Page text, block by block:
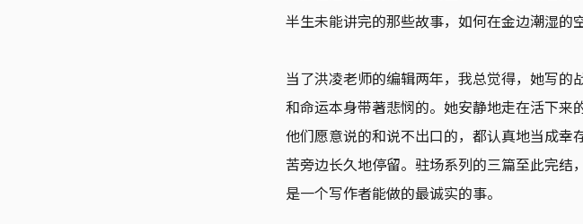
半生未能讲完的那些故事，如何在金边潮湿的
当了洪凌老师的编辑两年，我总觉得，她写
和命运本身带著悲悯的。她安静地走在活下
他们愿意说的和说不出口的，都认真地当成
苦旁边长久地停留。驻场系列的三篇至此完
是一个写作者能做的最诚实的事。